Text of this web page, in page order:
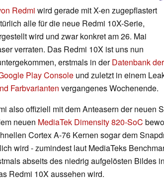
Redmi wird gerade mit X-en zugepflastert
alle für die neue Redmi 10X-Serie,
wird und zwar konkret am 26. Mai
verraten. Das Redmi 10X ist uns nun
erstmals in derDatenbank
Play Console und zuletzt in einem
Farbvarianten vergangenes Wochenende.
also offiziell mit dem Anteasern der neuen
neuen MediaTek Dimensity 820-SoC
Cortex A-76 Kernen sogar dem
wird - zumindest laut MediaTeks
abseits des niedrig aufgelösten Bildes
Redmi 10X aussehen wird.